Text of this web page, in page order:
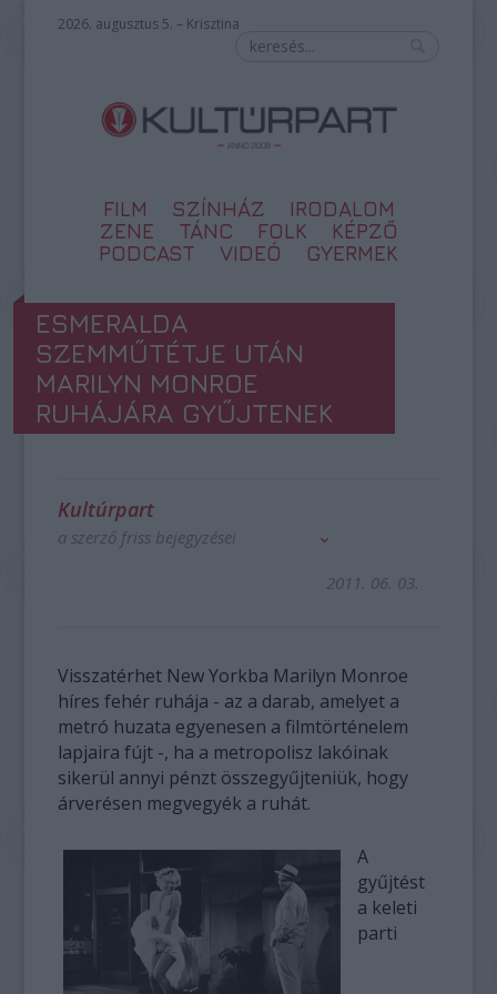
2026. augusztus 5. – Krisztina
FILM SZÍNHÁZ
IRODALOM
ZENE
TÁNC FOLK
KÉPZŐ
PODCAST
VIDEÓ GYERMEK
ESMERALDA
SZEMMŰTÉTJE UTÁN
MARILYN MONROE
RUHÁJÁRA GYŰJTENEK
Kultúrpart
a szerző friss bejegyzései
2011. 06. 03.
Visszatérhet New Yorkba Marilyn Monroe
híres fehér ruhája - az a darab, amelyet a
metró huzata egyenesen a filmtörténelem
lapjaira fújt -, ha a metropolisz lakóinak
sikerül annyi pénzt összegyűjteniük, hogy
árverésen megvegyék a ruhát.
A
gyűjtést
a keleti
parti